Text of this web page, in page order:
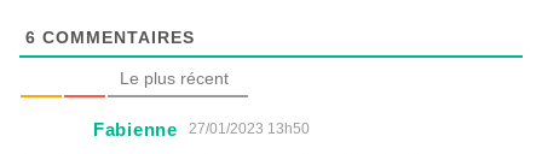
6 COMMENTAIRES
Le plus récent
Fabienne 27/01/2023 13h50